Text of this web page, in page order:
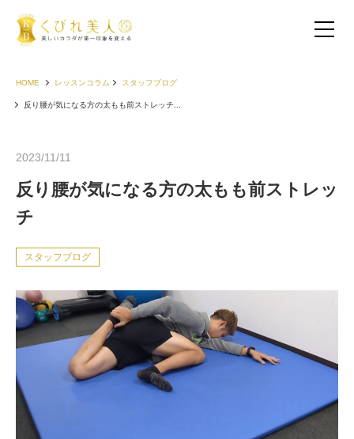
お客様の声（40代）
お客様の声（50代以上）
お客様の声（男性）
HOME レッスンコラム スタッフブログ
反り腰が気になる方の太もも前ストレッチ...
2023/11/11
反り腰が気になる方の太もも前ストレッ
チ
スタッフブログ